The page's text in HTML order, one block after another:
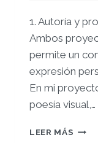
1. Autoría y
Ambos
permite un
expresión
En mi
poesía visual,…
LEER MÁS